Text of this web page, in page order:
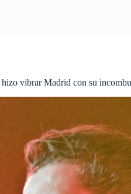
vibrar Madrid con su